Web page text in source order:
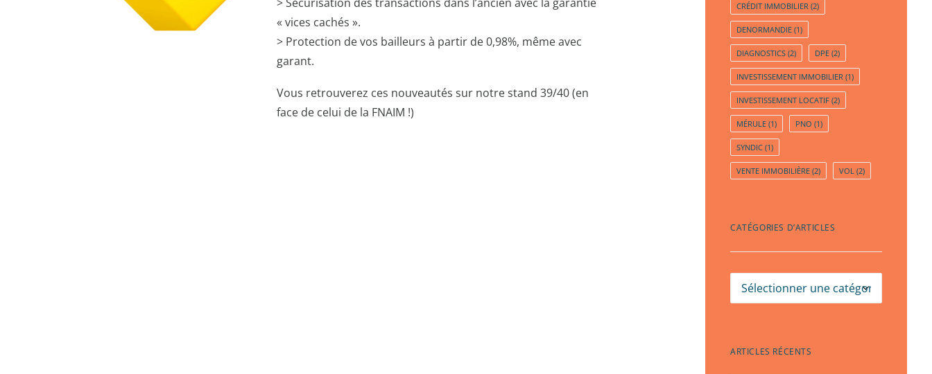
« vices cachés ».
> Protection de vos bailleurs à partir de 0,98%, même avec
garant.
Vous retrouverez ces nouveautés sur notre stand 39/40 (en
face de celui de la FNAIM !)
CRÉDIT IMMOBILIER (2)
DENORMANDIE (1)
DIAGNOSTICS (2) DPE (2)
INVESTISSEMENT IMMOBILIER (1)
INVESTISSEMENT LOCATIF (2)
MÉRULE (1) PNO (1)
SYNDIC (1)
VENTE IMMOBILIÈRE (2) VOL (2)
CATÉGORIES D’ARTICLES
Catégories
d’articles
ARTICLES RÉCENTS